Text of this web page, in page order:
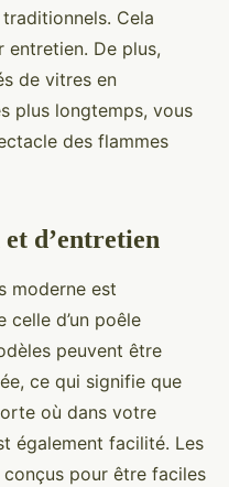
Cela
De plus,
de vitres en
plus longtemps, vous
des flammes
d’entretien
moderne est
celle d’un poêle
peuvent être
ce qui signifie que
où dans votre
également facilité. Les
pour être faciles